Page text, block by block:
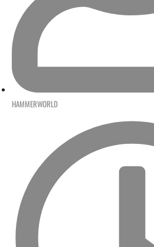
HAMMERWORLD